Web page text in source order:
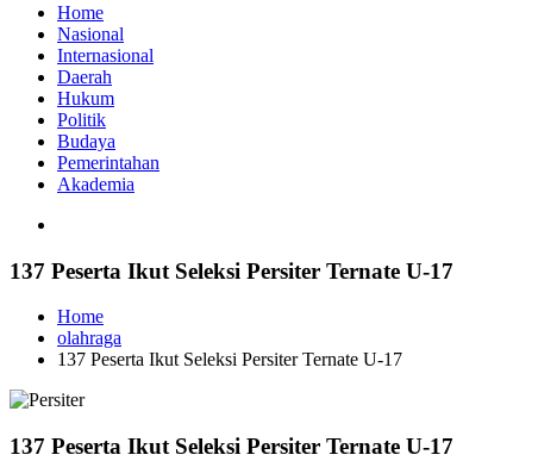
Home
Nasional
Internasional
Daerah
Hukum
Politik
Budaya
Pemerintahan
Akademia
137 Peserta Ikut Seleksi Persiter Ternate U-17
Home
olahraga
137 Peserta Ikut Seleksi Persiter Ternate U-17
137 Peserta Ikut Seleksi Persiter Ternate U-17